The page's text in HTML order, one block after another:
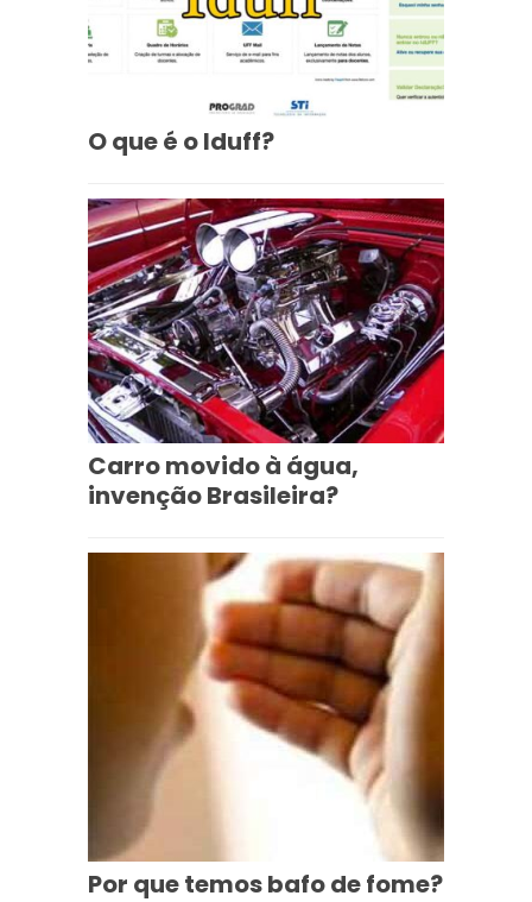
O que é o Iduff?
Carro movido à água,
invenção Brasileira?
Por que temos bafo de fome?